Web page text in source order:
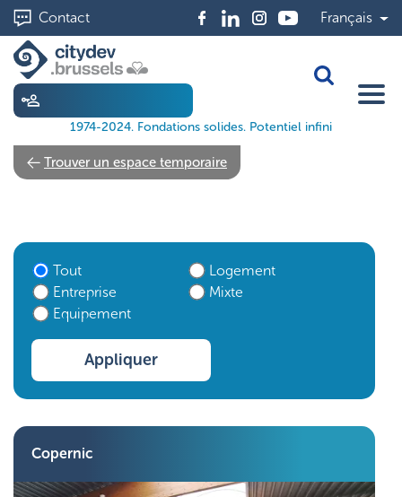
Aller
au
contenu
principal
Contact Français
1974-2024. Fondations solides. Potentiel infini
Toggle
Trouver un espace temporaire
Tout
Logement
Entreprise
Mixte
Equipement
Appliquer
Copernic